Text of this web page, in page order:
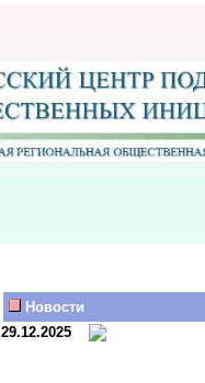
Новости
29.12.2025